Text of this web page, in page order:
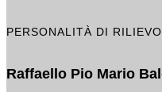
PERSONALITÀ DI RILIEVO
Raffaello Pio Mario